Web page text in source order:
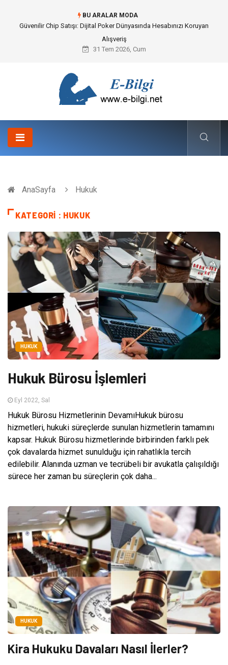
BU ARALAR MODA
Bahçe Çiti Kültürü ve Modern Peyzaj Mimarisindeki Hayati Rolü
31 Tem 2026, Cum
AnaSayfa Hukuk
KATEGORI : HUKUK
HUKUK
Hukuk Bürosu İşlemleri
Eyl 2022, Sal
Hukuk Bürosu Hizmetlerinin DevamıHukuk bürosu
hizmetleri, hukuki süreçlerde sunulan hizmetlerin tamamını
kapsar. Hukuk Bürosu hizmetlerinde birbirinden farklı pek
çok davalarda hizmet sunulduğu için rahatlıkla tercih
edilebilir. Alanında uzman ve tecrübeli bir avukatla çalışıldığı
sürece her zaman bu süreçlerin çok daha...
HUKUK
Kira Hukuku Davaları Nasıl İlerler?